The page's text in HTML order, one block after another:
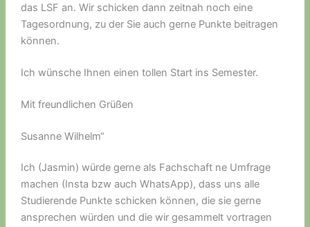
das LSF an. Wir schicken dann zeitnah noch eine
Tagesordnung, zu der Sie auch gerne Punkte beitragen
können.
Ich wünsche Ihnen einen tollen Start ins Semester.
Mit freundlichen Grüßen
Susanne Wilhelm“
Ich (Jasmin) würde gerne als Fachschaft ne Umfrage
machen (Insta bzw auch WhatsApp), dass uns alle
Studierende Punkte schicken können, die sie gerne
ansprechen würden und die wir gesammelt vortragen